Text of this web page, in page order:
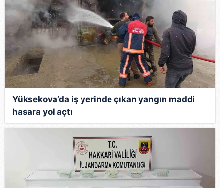
Yüksekova’da iş yerinde çıkan yangın maddi
hasara yol açtı